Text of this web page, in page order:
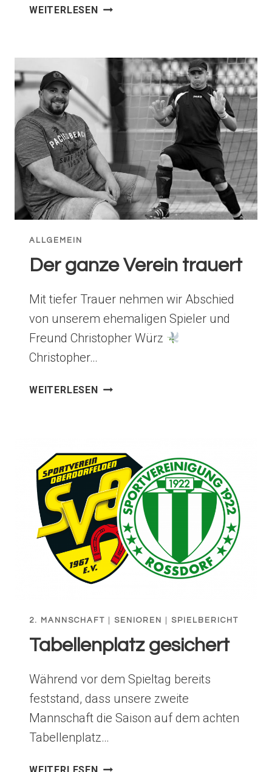
WEITERLESENAB
ALLGEMEIN
Der ganze Verein trauert
Mit tiefer Trauer nehmen wir Abschied
von unserem ehemaligen Spieler und
Freund Christopher Würz
Christopher…
WEITERLESENDER
2. MANNSCHAFT SENIOREN SPIELBERICHT
Tabellenplatz gesichert
Während vor dem Spieltag bereits
feststand, dass unsere zweite
Mannschaft die Saison auf dem achten
Tabellenplatz…
WEITERLESENTABELLENPLATZ